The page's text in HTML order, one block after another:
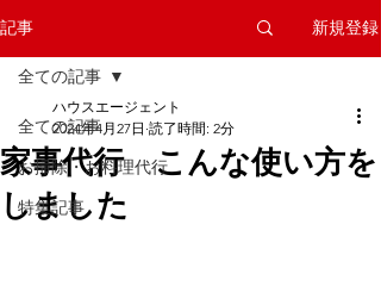
記事 新規登録
全ての記事
お掃除・お料理代行
特集記事
全ての記事
家事代行 こんな使い方を
しました
ハウスエージェント
2024年4月27日 読了時間: 2分